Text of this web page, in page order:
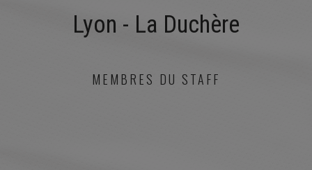
LE PROJET SOCIO-ÉDUCATIF
Lyon - La Duchère
MEMBRES DU STAFF